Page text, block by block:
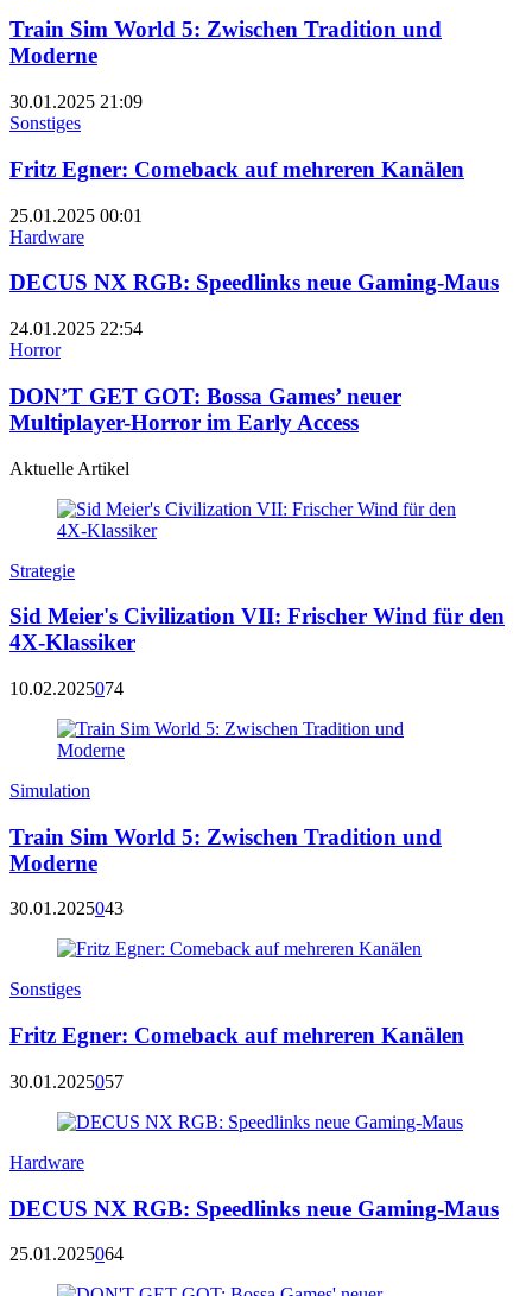
Train Sim World 5: Zwischen Tradition und
Moderne
30.01.2025 21:09
Sonstiges
Fritz Egner: Comeback auf mehreren Kanälen
25.01.2025 00:01
Hardware
DECUS NX RGB: Speedlinks neue Gaming-Maus
24.01.2025 22:54
Horror
DON’T GET GOT: Bossa Games’ neuer
Multiplayer-Horror im Early Access
Aktuelle Artikel
Strategie
Sid Meier's Civilization VII: Frischer Wind für den
4X-Klassiker
10.02.2025074
Simulation
Train Sim World 5: Zwischen Tradition und
Moderne
30.01.2025043
Sonstiges
Fritz Egner: Comeback auf mehreren Kanälen
30.01.2025057
Hardware
DECUS NX RGB: Speedlinks neue Gaming-Maus
25.01.2025064